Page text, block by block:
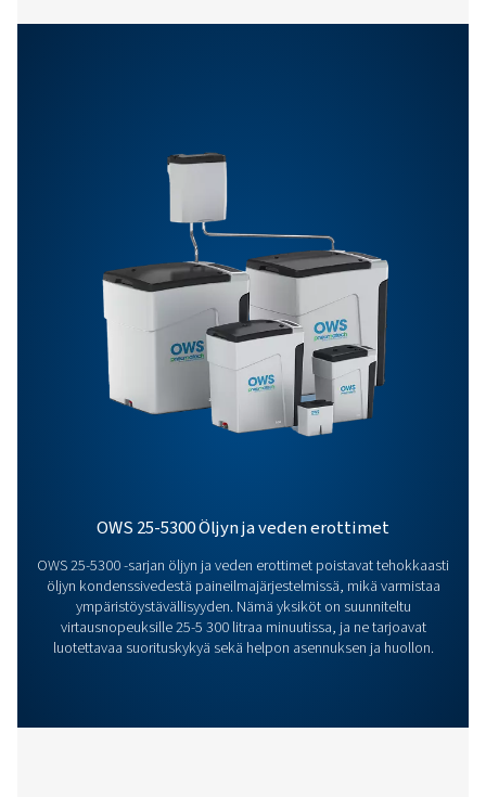
Ominaisuudet Ja Edut
Yleiset Spesifikaatiot
Ota yhteyttä
Onko sinulla kysyttävää tai haluatko tietää, miten
antamaan asiantuntevaa neuvontaa ja auttamaan
optimoimaan prosessisi innovatiivisilla ja luotettavilla
järjestelmillämme. Suojataan laitteitanne ja
tehokkuuttanne yhdessä!
Ota yhteyttä kondenssinhallinnan